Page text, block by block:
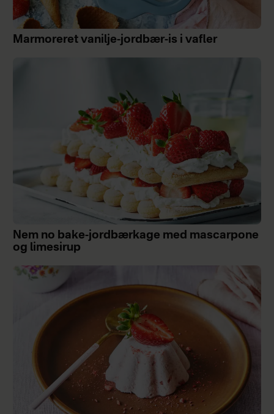
Marmoreret vanilje-jordbær-is i vafler
Nem no bake-jordbærkage med mascarpone
og limesirup